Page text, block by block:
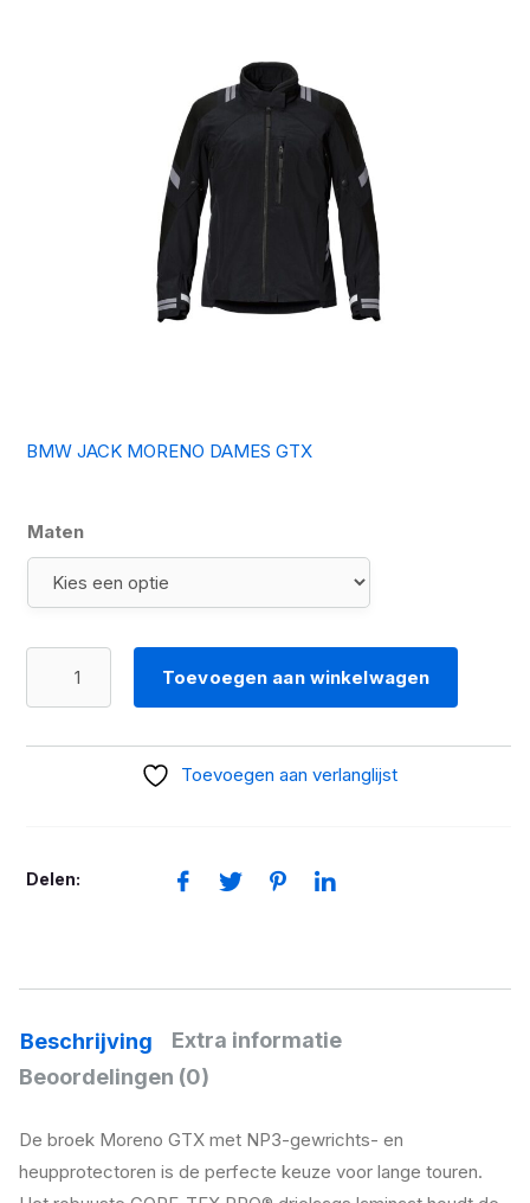
BMW JACK MORENO DAMES GTX
Maten
Toevoegen aan winkelwagen
Toevoegen aan verlanglijst
Delen:
Beschrijving
Extra informatie
Beoordelingen (0)
De broek Moreno GTX met NP3-gewrichts- en
heupprotectoren is de perfecte keuze voor lange touren.